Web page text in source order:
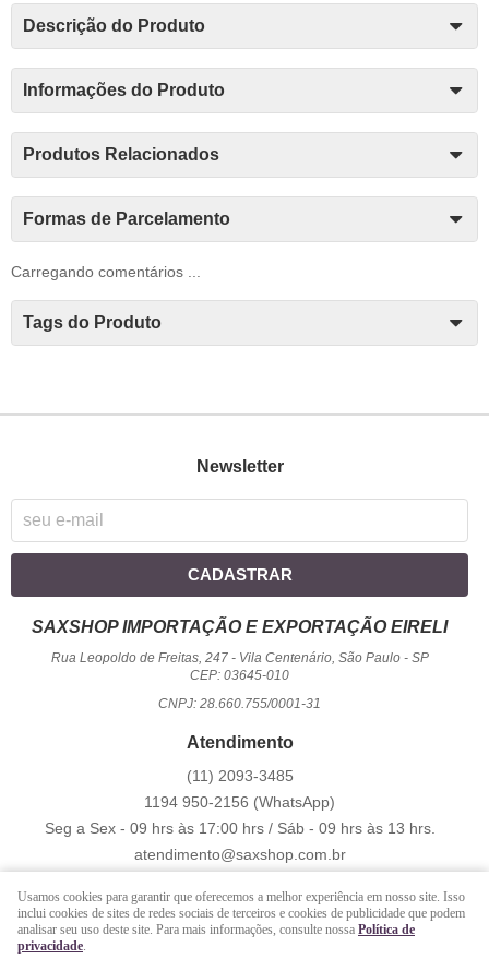
Descrição do Produto
Informações do Produto
Produtos Relacionados
Formas de Parcelamento
Carregando comentários ...
Tags do Produto
Newsletter
CADASTRAR
SAXSHOP IMPORTAÇÃO E EXPORTAÇÃO EIRELI
Rua Leopoldo de Freitas, 247- Vila Centenário, São Paulo- SP
CEP: 03645-010
CNPJ: 28.660.755/0001-31
Atendimento
(11) 2093-3485
1194 950-2156 (WhatsApp)
Seg a Sex - 09 hrs às 17:00 hrs / Sáb - 09 hrs às 13 hrs.
atendimento@saxshop.com.br
LOJA VIRTUAL CRIADA POR
Usamos cookies para garantir que oferecemos a melhor experiência em nosso site. Isso
inclui cookies de sites de redes sociais de terceiros e cookies de publicidade que podem
analisar seu uso deste site. Para mais informações, consulte nossa Política de
privacidade.
https://www.saxshop.com.br/file/exportacao/xml-shopback-.xml